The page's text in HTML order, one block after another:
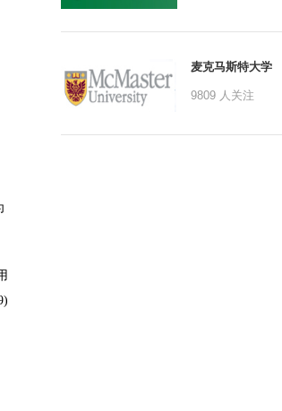
麦克马斯特大学
9809 人关注